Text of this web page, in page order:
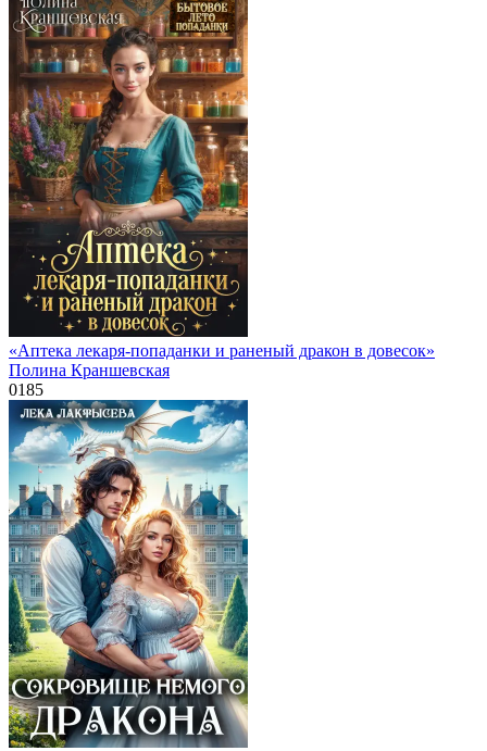
«Аптека лекаря-попаданки и раненый дракон в довесок»
Полина Краншевская
0185